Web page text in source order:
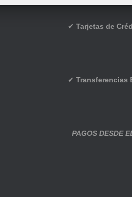
✔ Tarjetas de
✔ Transferencias
PAGOS DESDE